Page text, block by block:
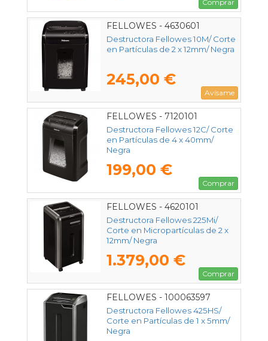
Comprar
FELLOWES - 4630601
Destructora Fellowes 10M/ Corte
en Partículas de 2 x 12mm/ Negra
245,00 €
Avísame
FELLOWES - 7120101
Destructora Fellowes 12C/ Corte
en Partículas de 4 x 40mm/
Negra
199,00 €
Comprar
FELLOWES - 4620101
Destructora Fellowes 225Mi/
Corte en Micropartículas de 2 x
12mm/ Negra
1.379,00 €
Comprar
FELLOWES - 100063597
Destructora Fellowes 425HS/
Corte en Partículas de 1 x 5mm/
Negra